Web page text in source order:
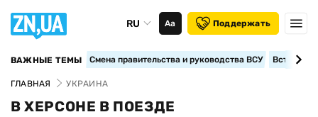
RU Аа Поддержать
ВАЖНЫЕ ТЕМЫ Смена правительства и руководства ВСУ
ГЛАВНАЯ УКРАИНА
В ХЕРСОНЕ В ПОЕЗДЕ